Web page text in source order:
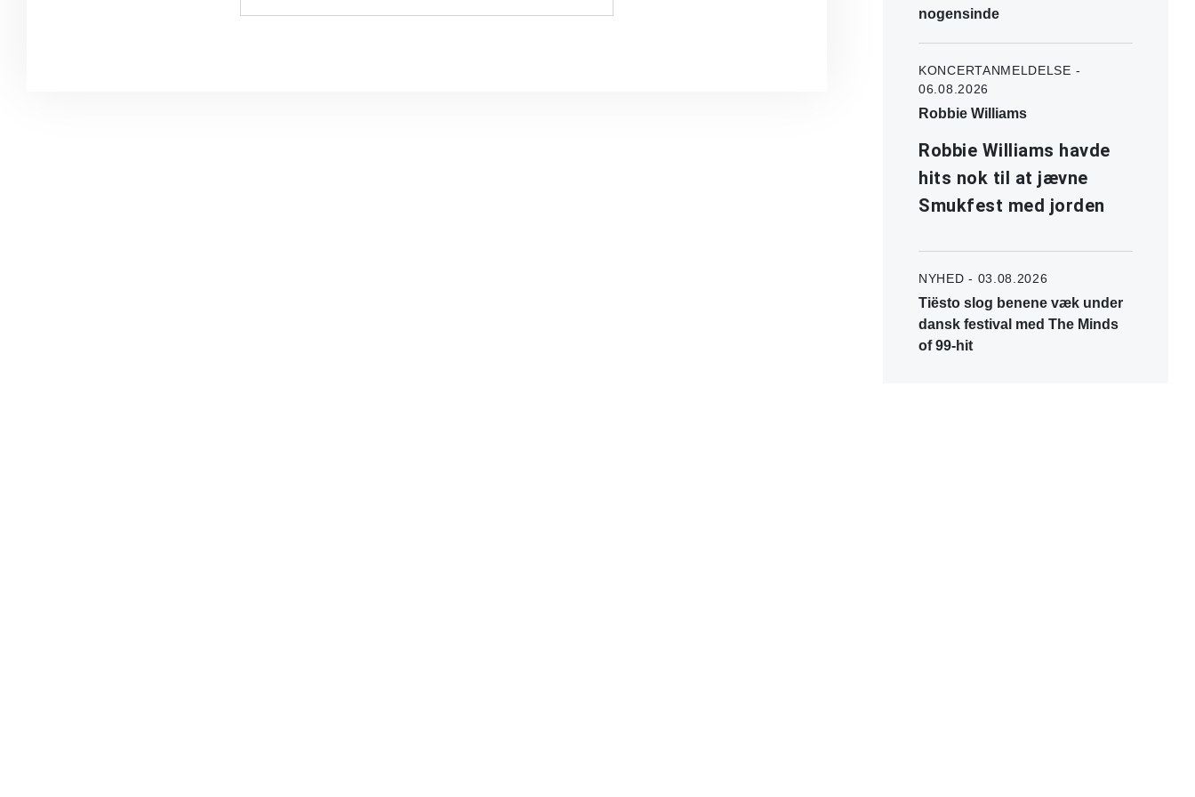
nogensinde
KONCERTANMELDELSE -
06.08.2026
Robbie Williams
Robbie Williams havde
hits nok til at jævne
Smukfest med jorden
NYHED - 03.08.2026
Tiësto slog benene væk under
dansk festival med The Minds
of 99-hit